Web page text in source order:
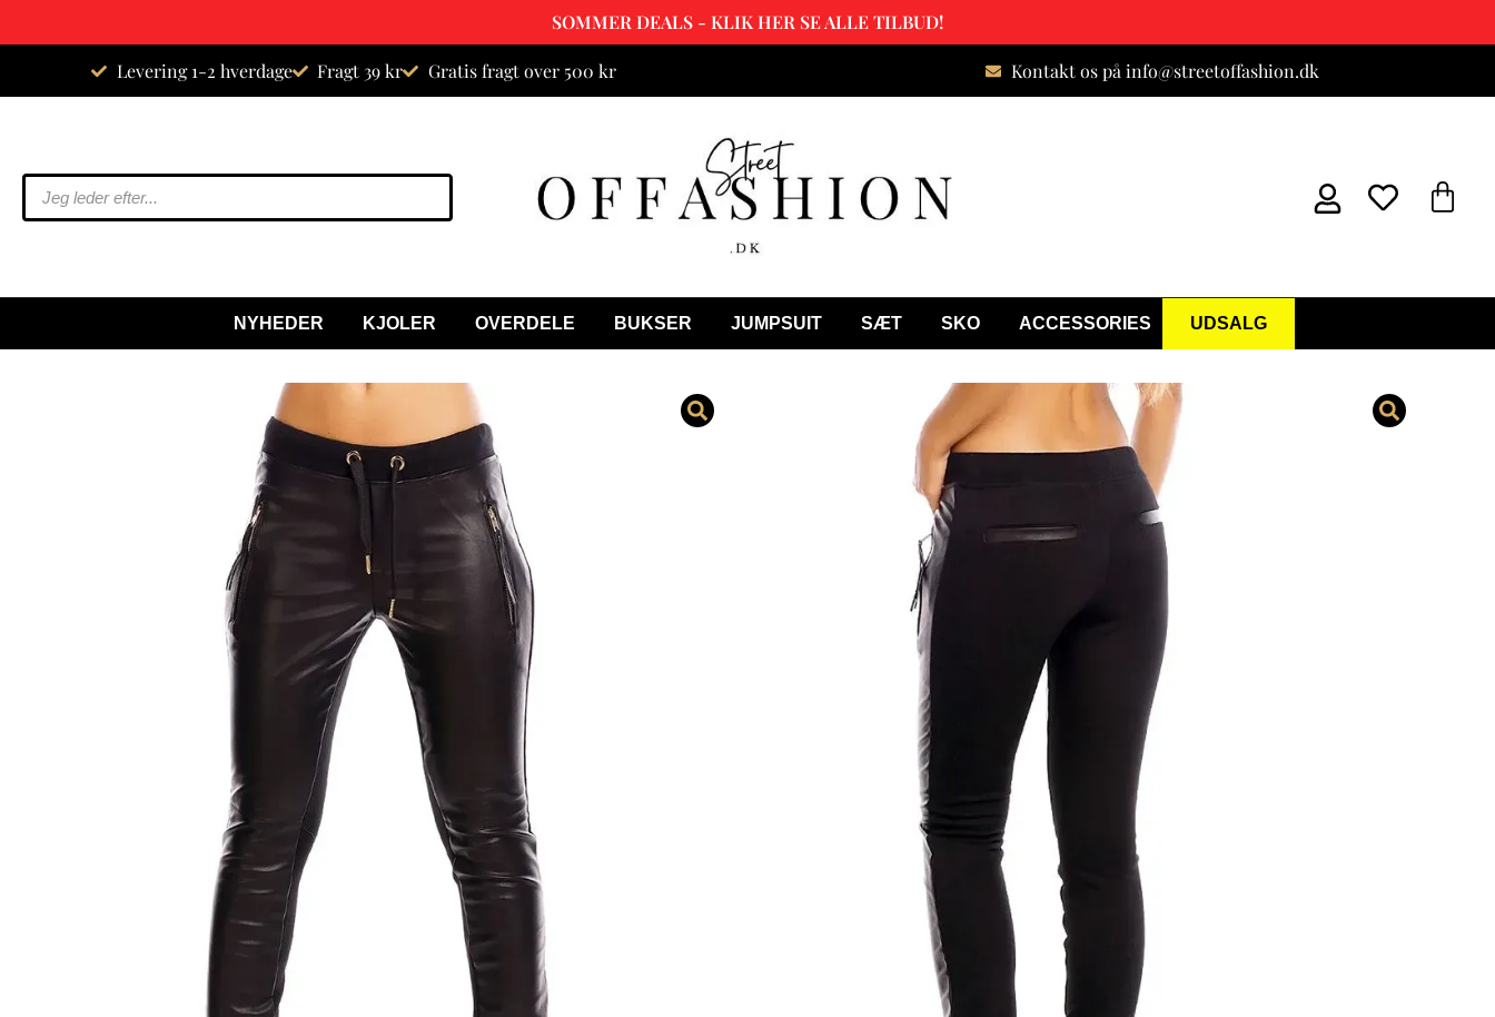
SOMMER DEALS - KLIK HER SE ALLE TILBUD!
Levering 1-2 hverdage Fragt 39 kr Gratis fragt over 500 kr Kontakt os på info@streetoffashion.dk
NYHEDER KJOLER OVERDELE BUKSER JUMPSUIT SÆT SKO ACCESSORIES UDSALG
Alessa Sort Bukser
(0 Kundeanmeldelser)
Denne vare er p.t. ikke på lager og er derfor ikke
Bukser Udsalg
– Ved køb for 500 kr
– 1-2 hverdage til pakkeshop
– 100% Dansk webshop
– 14 dages fuld returret
– Kort, MobilePay & AnyDay